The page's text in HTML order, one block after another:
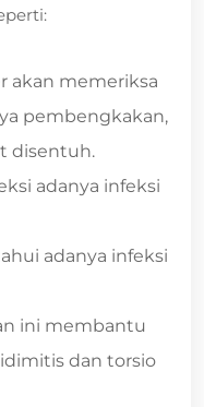
akan memeriksa
pembengkakan,
disentuh.
adanya infeksi
adanya infeksi
ini membantu
dan torsio